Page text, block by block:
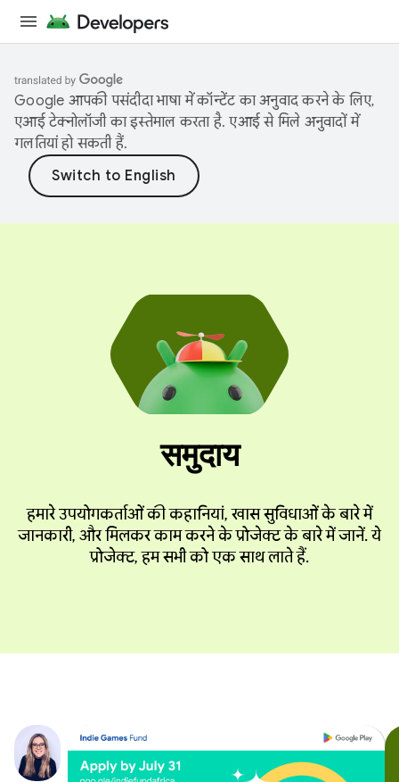
Google आपकी पसंदीदा भाषा में कॉन्टेंट का अनुवाद करने के लिए,
एआई टेक्नोलॉजी का इस्तेमाल करता है. एआई से मिले अनुवादों में
गलतियां हो सकती हैं.
समुदाय
हमारे उपयोगकर्ताओं की कहानियां, खास सुविधाओं के बारे में
जानकारी, और मिलकर काम करने के प्रोजेक्ट के बारे में जानें. ये
प्रोजेक्ट, हम सभी को एक साथ लाते हैं.